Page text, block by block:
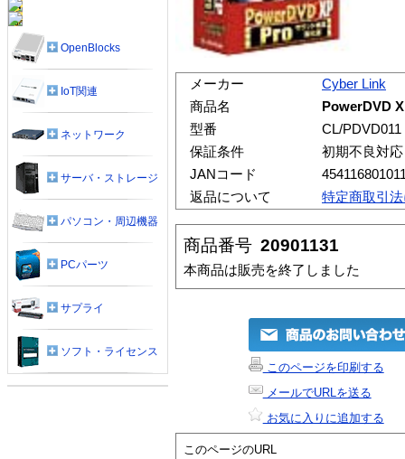
メーカー
Cyber Link
商品名
PowerDVD
型番
CL/PDVD011
保証条件
初期不良対
JANコード
返品について
特定商取引
商品番号 20901131
本商品は販売を終了しました
このページを印刷する
メールでURLを送る
お気に入りに追加する
このページのURL
OpenBlocks
IoT関連
ネットワーク
サーバ・ストレージ
パソコン・周辺機器
PCパーツ
サプライ
ソフト・ライセンス